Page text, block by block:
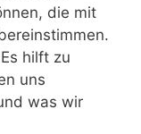
die mit
Es hilft zu
uns
was wir